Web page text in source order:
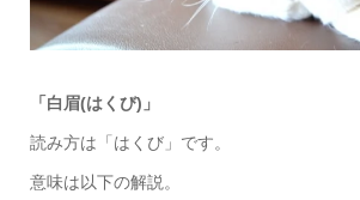
「白眉(はくび)」
読み方は「はくび」です。
意味は以下の解説。